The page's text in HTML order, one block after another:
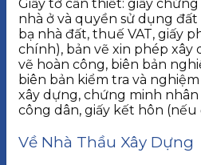
Giấy tờ cần thiết: giấy
nhà ở và quyền sử dụng
bạ nhà đất, thuế VAT, giấy
chính), bản vẽ xin phép xây
vẽ hoàn công, biên bản
biên bản kiểm tra và
xây dựng, chứng minh
công dân, giấy kết hôn (nếu
Về Nhà Thầu Xây Dựng